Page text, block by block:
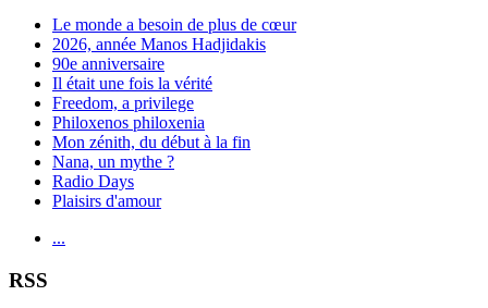
Le monde a besoin de plus de cœur
2026, année Manos Hadjidakis
90e anniversaire
Il était une fois la vérité
Freedom, a privilege
Philoxenos philoxenia
Mon zénith, du début à la fin
Nana, un mythe ?
Radio Days
Plaisirs d'amour
...
RSS